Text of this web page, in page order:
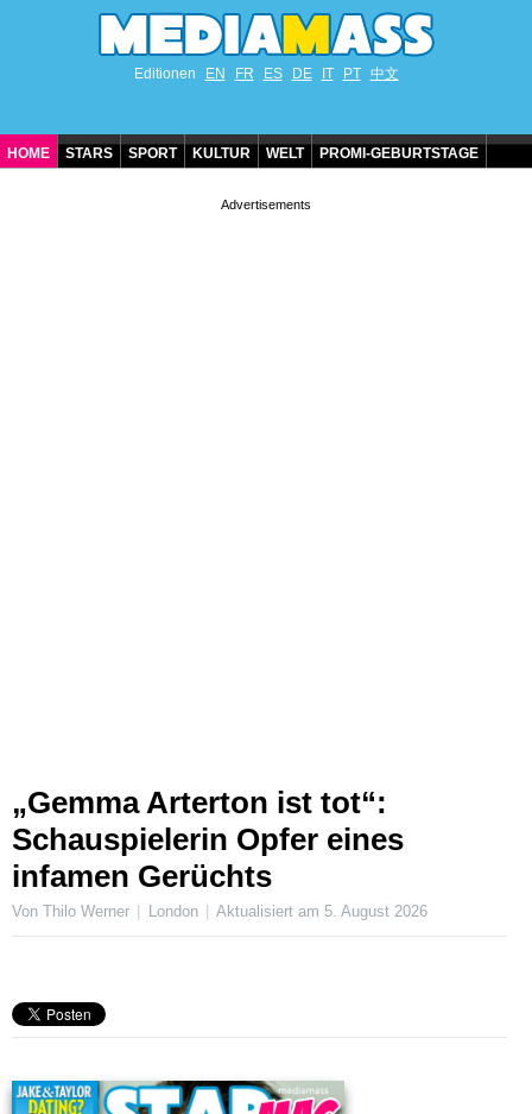
Editionen EN FR ES DE IT PT 中文
HOME STARS SPORT KULTUR WELT PROMI-GEBURTSTAGE
„Gemma Arterton ist tot“:
Schauspielerin Opfer eines
infamen Gerüchts
Von Thilo Werner London Aktualisiert am 5. August 2026